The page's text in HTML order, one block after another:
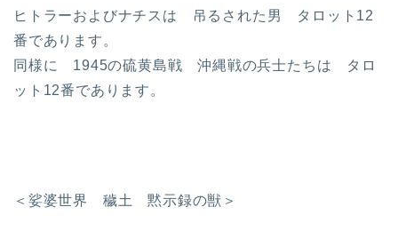
ヒトラーおよびナチスは 吊るされた男 タロット12
番であります。
同様に 1945の硫黄島戦 沖縄戦の兵士たちは タロ
ット12番であります。
＜娑婆世界 穢土 黙示録の獣＞